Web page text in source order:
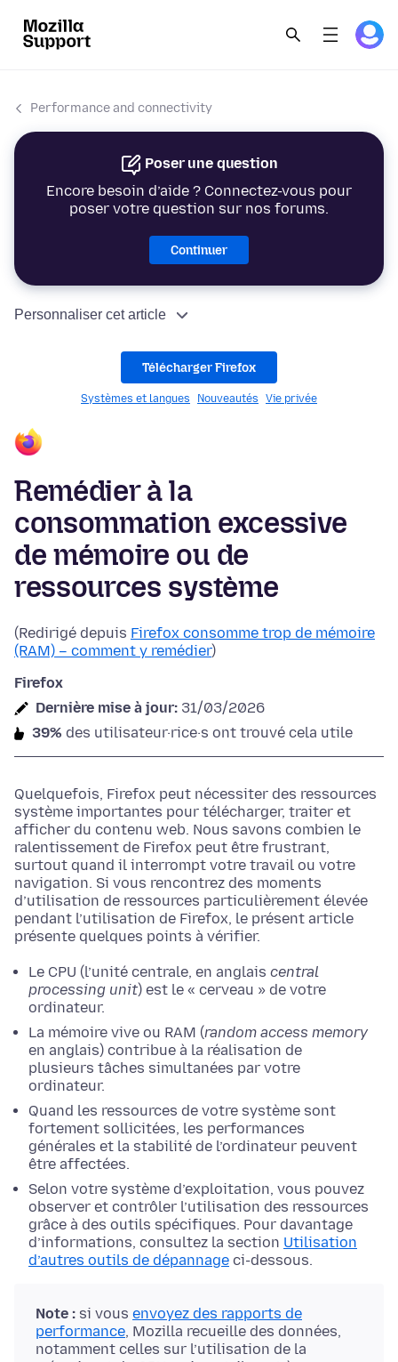
Performance and connectivity
Poser une question
Encore besoin d’aide ? Connectez-vous pour
poser votre question sur nos forums.
Continuer
Personnaliser cet article
Télécharger Firefox
Systèmes et langues Nouveautés Vie privée
Remédier à la
consommation excessive
de mémoire ou de
ressources système
(Redirigé depuis Firefox consomme trop de mémoire
(RAM) – comment y remédier)
Firefox
Dernière mise à jour: 31/03/2026
39% des utilisateur·rice·s ont trouvé cela utile
Quelquefois, Firefox peut nécessiter des ressources
système importantes pour télécharger, traiter et
afficher du contenu web. Nous savons combien le
ralentissement de Firefox peut être frustrant,
surtout quand il interrompt votre travail ou votre
navigation. Si vous rencontrez des moments
d’utilisation de ressources particulièrement élevée
pendant l’utilisation de Firefox, le présent article
présente quelques points à vérifier.
Le CPU (l’unité centrale, en anglais central
processing unit) est le « cerveau » de votre
ordinateur.
La mémoire vive ou RAM (random access memory
en anglais) contribue à la réalisation de
plusieurs tâches simultanées par votre
ordinateur.
Quand les ressources de votre système sont
fortement sollicitées, les performances
générales et la stabilité de l’ordinateur peuvent
être affectées.
Selon votre système d’exploitation, vous pouvez
observer et contrôler l’utilisation des ressources
grâce à des outils spécifiques. Pour davantage
d’informations, consultez la section Utilisation
d’autres outils de dépannage ci-dessous.
Note : si vous envoyez des rapports de
performance, Mozilla recueille des données,
notamment celles sur l’utilisation de la